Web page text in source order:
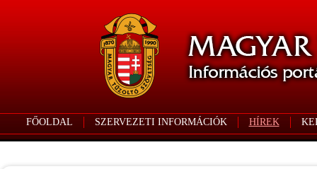
FŐOLDAL SZERVEZETI INFORMÁCIÓK HÍREK